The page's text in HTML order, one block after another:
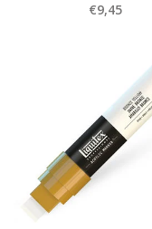
€9,45